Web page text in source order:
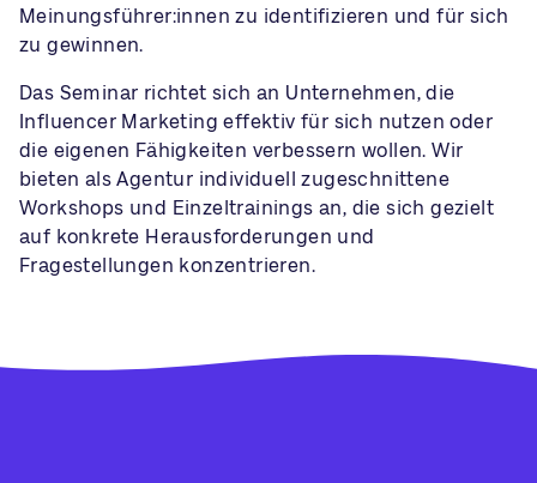
Meinungsführer:innen zu identifizieren und für sich
zu gewinnen.
Das Seminar richtet sich an Unternehmen, die
Influencer Marketing effektiv für sich nutzen oder
die eigenen Fähigkeiten verbessern wollen. Wir
bieten als Agentur individuell zugeschnittene
Workshops und Einzeltrainings an, die sich gezielt
auf konkrete Herausforderungen und
Fragestellungen konzentrieren.